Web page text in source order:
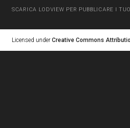
SCARICA LODVIEW PER PUBBLICARE I
Licensed under Creative Commons